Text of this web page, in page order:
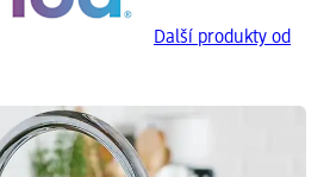
Další produkty od